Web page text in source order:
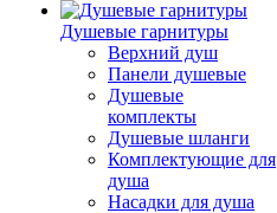
Душевые гарнитуры
Верхний душ
Панели душевые
Душевые
комплекты
Душевые шланги
Комплектующие для
душа
Насадки для душа